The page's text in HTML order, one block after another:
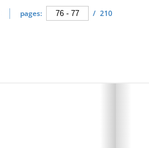
pages: / 210